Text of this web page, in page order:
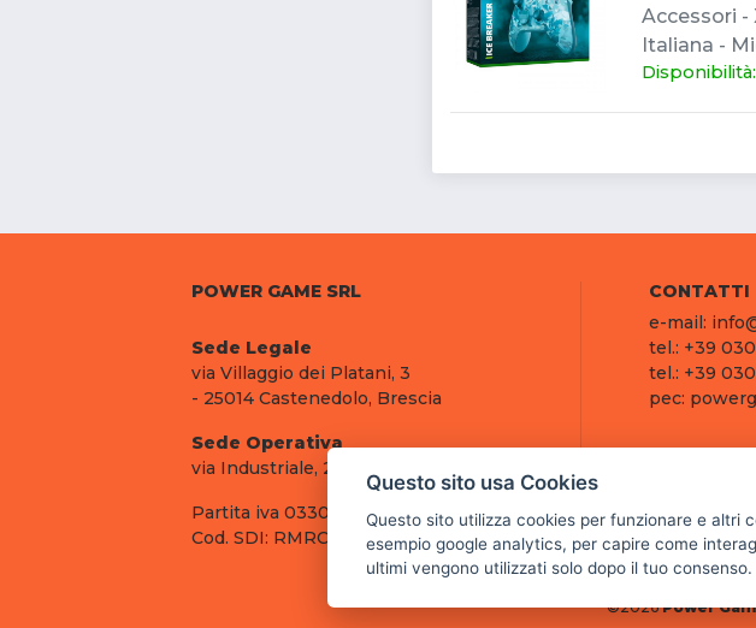
Accessori -
Italiana -
POWER GAME SRL
Sede Legale
via Villaggio dei Platani, 3
- 25014 Castenedolo, Brescia
Sede Operativa
via Industriale, 2 - 25082 Botticino, BS
Partita iva 03308130982
Cod. SDI: RMRCWXR
CONTATTI
e-mail:
tel.: +39
tel.: +39
pec:
©2026 Power
Questo sito usa Cookies
Questo sito utilizza cookies per funzionare e altri
esempio google analytics, per capire come
ultimi vengono utilizzati solo dopo il tuo consenso.